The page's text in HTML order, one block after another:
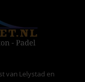
van Lelystad en